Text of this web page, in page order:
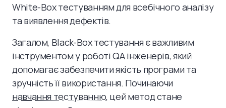
White-Box тестуванням для всебічного аналізу
та виявлення дефектів.
Загалом, Black-Box тестування є важливим
інструментом у роботі QA інженерів, який
допомагає забезпечити якість програми та
зручність її використання. Починаючи
навчання тестуванню, цей метод стане